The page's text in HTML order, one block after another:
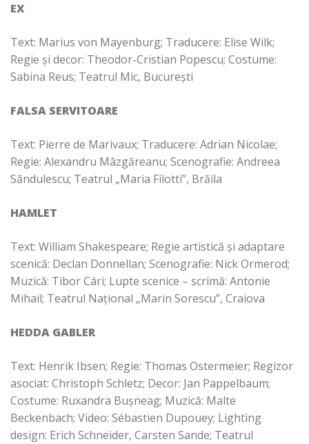
EX
Text: Marius von Mayenburg; Traducere: Elise Wilk;
Regie și decor: Theodor-Cristian Popescu; Costume:
Sabina Reus; Teatrul Mic, București
FALSA SERVITOARE
Text: Pierre de Marivaux; Traducere: Adrian Nicolae;
Regie: Alexandru Mâzgăreanu; Scenografie: Andreea
Săndulescu; Teatrul „Maria Filotti”, Brăila
HAMLET
Text: William Shakespeare; Regie artistică și adaptare
scenică: Declan Donnellan; Scenografie: Nick Ormerod;
Muzică: Tibor Cári; Lupte scenice – scrimă: Antonie
Mihail; Teatrul Național „Marin Sorescu”, Craiova
HEDDA GABLER
Text: Henrik Ibsen; Regie: Thomas Ostermeier; Regizor
asociat: Christoph Schletz; Decor: Jan Pappelbaum;
Costume: Ruxandra Bușneag; Muzică: Malte
Beckenbach; Video: Sébastien Dupouey; Lighting
design: Erich Schneider, Carsten Sande; Teatrul